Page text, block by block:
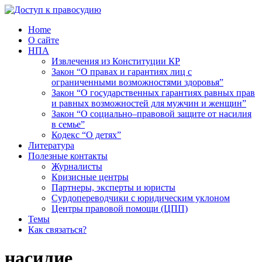
Home
О сайте
НПА
Извлечения из Конституции КР
Закон “О правах и гарантиях лиц с
ограниченными возможностями здоровья”
Закон “О государственных гарантиях равных прав
и равных возможностей для мужчин и женщин”
Закон “О социально–правовой защите от насилия
в семье”
Кодекс “О детях”
Литература
Полезные контакты
Журналисты
Кризисные центры
Партнеры, эксперты и юристы
Сурдопереводчики с юридическим уклоном
Центры правовой помощи (ЦПП)
Темы
Как связаться?